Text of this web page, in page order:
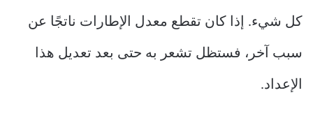
كل شيء. إذا كان تقطع معدل الإطارات ناتجًا عن
سبب آخر، فستظل تشعر به حتى بعد تعديل هذا
الإعداد.